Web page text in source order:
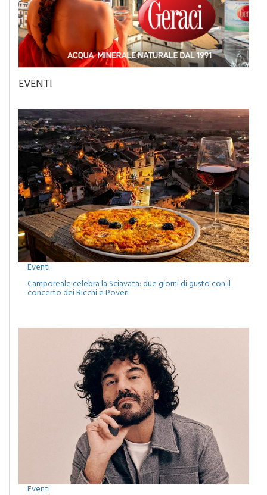
Eventi
Camporeale celebra la Sciavata: due giorni di gusto con il